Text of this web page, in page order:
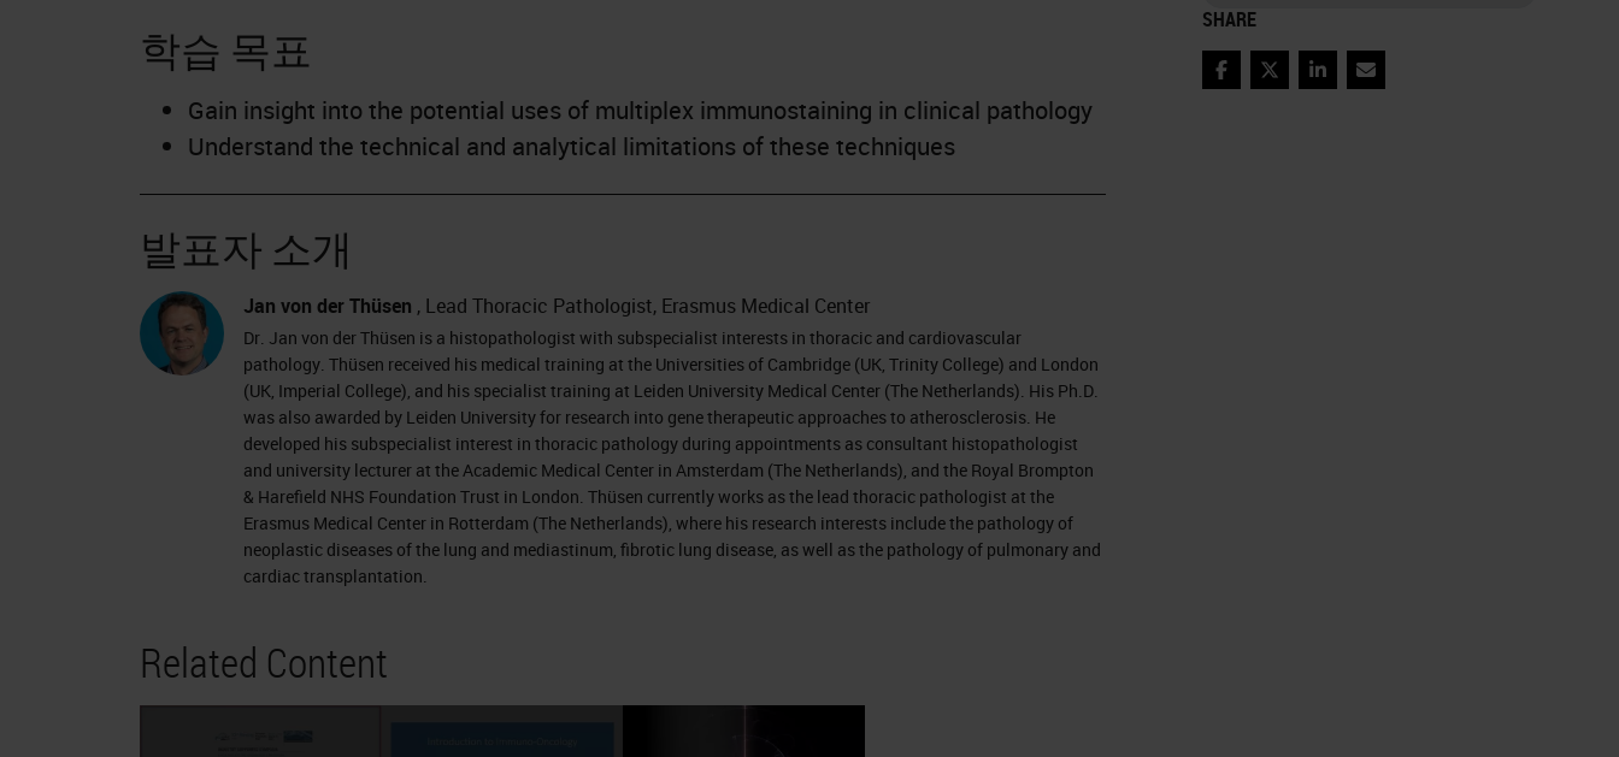
학습 목표
Gain insight into the potential uses of multiplex immunostaining in clinical pathology
Understand the technical and analytical limitations of these techniques
발표자 소개
Jan von der Thüsen , Lead Thoracic Pathologist, Erasmus Medical Center
Dr. Jan von der Thüsen is a histopathologist with subspecialist interests in thoracic and cardiovascular
pathology. Thüsen received his medical training at the Universities of Cambridge (UK, Trinity College) and London
(UK, Imperial College), and his specialist training at Leiden University Medical Center (The Netherlands). His Ph.D.
was also awarded by Leiden University for research into gene therapeutic approaches to atherosclerosis. He
developed his subspecialist interest in thoracic pathology during appointments as consultant histopathologist
and university lecturer at the Academic Medical Center in Amsterdam (The Netherlands), and the Royal Brompton
& Harefield NHS Foundation Trust in London. Thüsen currently works as the lead thoracic pathologist at the
Erasmus Medical Center in Rotterdam (The Netherlands), where his research interests include the pathology of
neoplastic diseases of the lung and mediastinum, fibrotic lung disease, as well as the pathology of pulmonary and
cardiac transplantation.
Related Content
SHARE
Facebook
TwitterLinkedIn
Email